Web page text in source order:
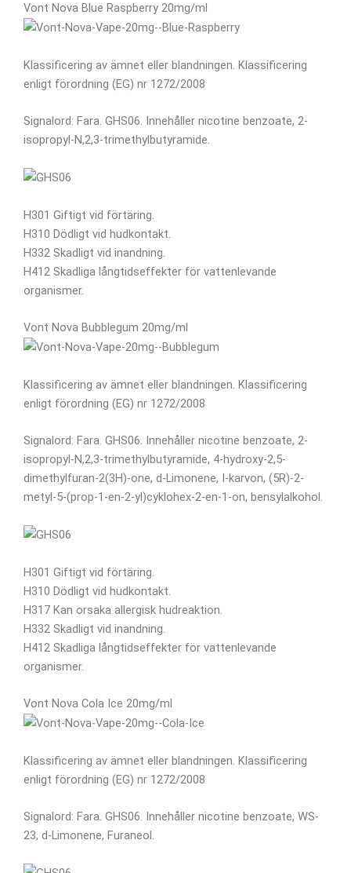
Vont Nova Blue Raspberry 20mg/ml
Klassificering av ämnet eller blandningen. Klassificering
enligt förordning (EG) nr 1272/2008
Signalord: Fara. GHS06. Innehåller nicotine benzoate, 2-
isopropyl-N,2,3-trimethylbutyramide.
H301 Giftigt vid förtäring.
H310 Dödligt vid hudkontakt.
H332 Skadligt vid inandning.
H412 Skadliga långtidseffekter för vattenlevande
organismer.
Vont Nova Bubblegum 20mg/ml
Klassificering av ämnet eller blandningen. Klassificering
enligt förordning (EG) nr 1272/2008
Signalord: Fara. GHS06. Innehåller nicotine benzoate, 2-
isopropyl-N,2,3-trimethylbutyramide, 4-hydroxy-2,5-
dimethylfuran-2(3H)-one, d-Limonene, I-karvon, (5R)-2-
metyl-5-(prop-1-en-2-yl)cyklohex-2-en-1-on, bensylalkohol.
H301 Giftigt vid förtäring.
H310 Dödligt vid hudkontakt.
H317 Kan orsaka allergisk hudreaktion.
H332 Skadligt vid inandning.
H412 Skadliga långtidseffekter för vattenlevande
organismer.
Vont Nova Cola Ice 20mg/ml
Klassificering av ämnet eller blandningen. Klassificering
enligt förordning (EG) nr 1272/2008
Signalord: Fara. GHS06. Innehåller nicotine benzoate, WS-
23, d-Limonene, Furaneol.